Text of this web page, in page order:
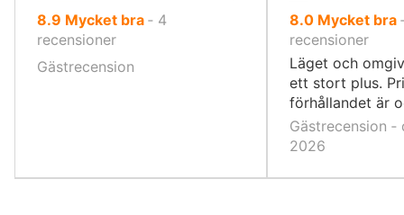
8.9 av
10,
Mycket bra ‐ 4
recensioner
Gästrecension
8.0av
10,
Mycket bra
recensioner
Läget och
ett stort plus.
förhållandet är
Gästrecension ‐
2026